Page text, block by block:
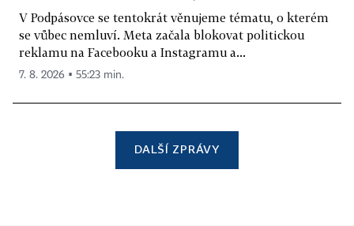
V Podpásovce se tentokrát věnujeme tématu, o kterém
se vůbec nemluví. Meta začala blokovat politickou
reklamu na Facebooku a Instagramu a...
7. 8. 2026 ▪ 55:23 min.
DALŠÍ ZPRÁVY